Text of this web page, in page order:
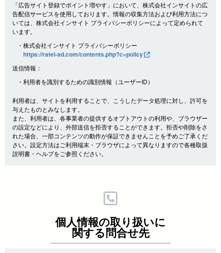
「広告サイト登録でポイント増やす」において、株式会社インサイトの広
告配信サービスを使用しております。情報の収集方法および利用方法につ
いては、株式会社インサイト プライバシーポリシーによって定められて
います。
・株式会社インサイト プライバシーポリシー
https://ratel-ad.com/contents.php?c=policy
送信情報：
・利用者を識別するための識別情報（ユーザーID）
利用者は、サイトを利用することで、こうしたデータ処理に対し、許可を
与えたものとみなします。
また、利用者は、各事業者の提供するオプトアウトの利用や、ブラウザー
の設定などにより、外部送信を拒否することができます。拒否や削除をさ
れた場合、一部コンテンツの動作が保証できませんことを予めご了承くだ
さい。設定方法はご利用端末・ブラウザによって異なりますので各種取扱
説明書・ヘルプをご参照ください。
個人情報の取り扱いに
関する問合せ先